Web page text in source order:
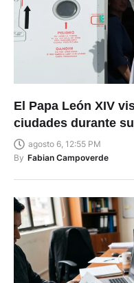
El Papa León XIV
ciudades durante
agosto 6, 12:55 PM
By Fabian Campoverde